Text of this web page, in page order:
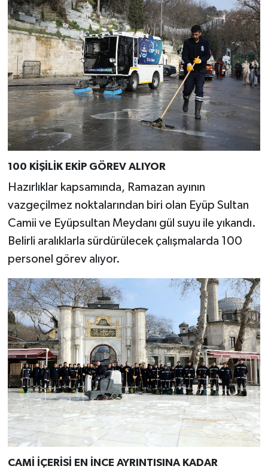
100 KİŞİLİK EKİP GÖREV ALIYOR
Hazırlıklar kapsamında, Ramazan ayının
vazgeçilmez noktalarından biri olan Eyüp Sultan
Camii ve Eyüpsultan Meydanı gül suyu ile yıkandı.
Belirli aralıklarla sürdürülecek çalışmalarda 100
personel görev alıyor.
CAMİ İÇERİSİ EN İNCE AYRINTISINA KADAR